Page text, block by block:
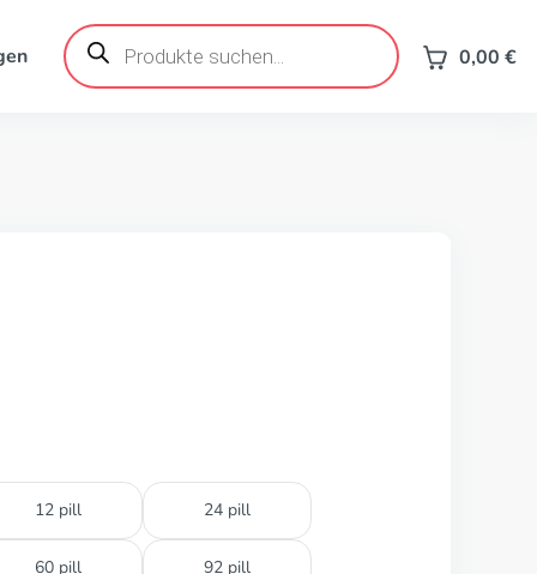
Products
search 0,00 €
12 pill 24 pill
60 pill 92 pill